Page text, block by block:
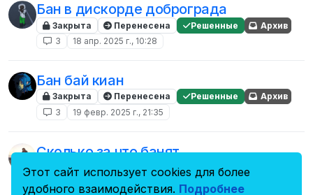
Бан в дискорде доброграда
Закрыта Перенесена Решенные
Архив
3
18 апр. 2025 г., 10:28
Бан бай киан
Закрыта Перенесена Решенные
Архив
3
19 февр. 2025 г., 21:35
Сколько за что банят
Закрыта Перенесена Решенные
5 февр. 2025 г., 11:28
Этот сайт использует cookies для более
удобного взаимодействия. Подробнее